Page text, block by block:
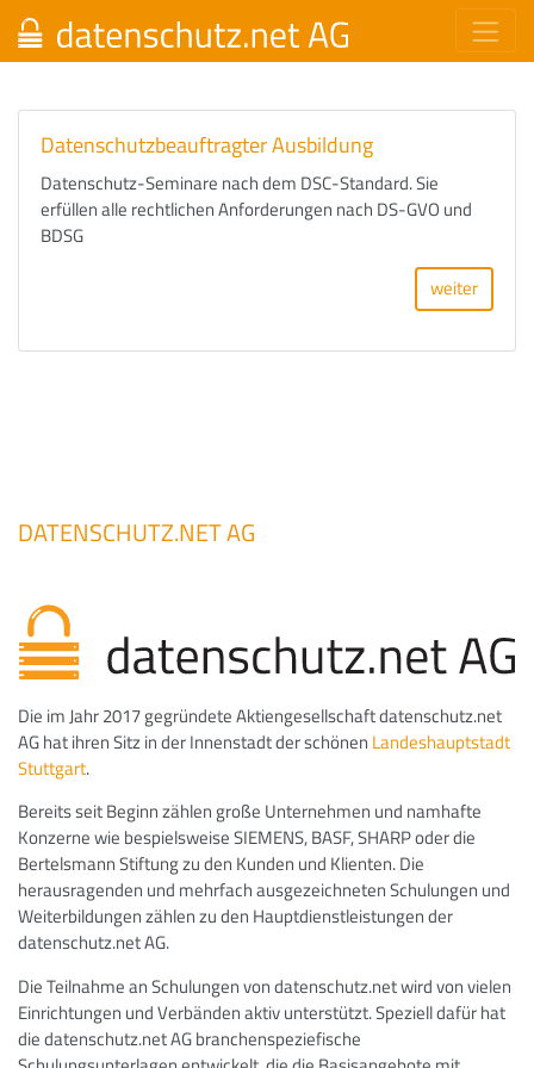
Datenschutzbeauftragter Ausbildung
Datenschutz-Seminare nach dem DSC-Standard. Sie
erfüllen alle rechtlichen Anforderungen nach DS-GVO und
BDSG
weiter
DATENSCHUTZ.NET AG
Die im Jahr 2017 gegründete Aktiengesellschaft datenschutz.net
AG hat ihren Sitz in der Innenstadt der schönen Landeshauptstadt
Stuttgart.
Bereits seit Beginn zählen große Unternehmen und namhafte
Konzerne wie bespielsweise SIEMENS, BASF, SHARP oder die
Bertelsmann Stiftung zu den Kunden und Klienten. Die
herausragenden und mehrfach ausgezeichneten Schulungen und
Weiterbildungen zählen zu den Hauptdienstleistungen der
datenschutz.net AG.
Die Teilnahme an Schulungen von datenschutz.net wird von vielen
Einrichtungen und Verbänden aktiv unterstützt. Speziell dafür hat
die datenschutz.net AG branchenspeziefische